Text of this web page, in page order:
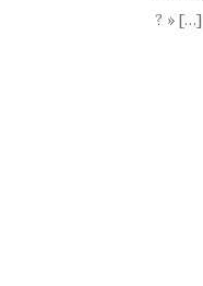
? » […]